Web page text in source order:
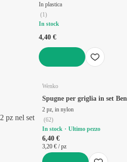
In plastica
(1)
In stock
4,40 €
2 pz nel set
Wenko
Spugne per griglia in set Ben
2 pz, in nylon
(62)
In stock
Ultimo pezzo
6,40 €
3,20 € / pz